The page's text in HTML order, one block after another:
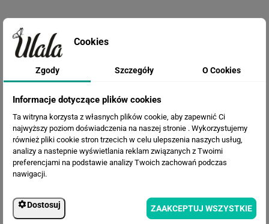
Fototapeta Zielone liście na betonie
Cookies
Zgody Szczegóły O Cookies
Informacje dotyczące plików cookies
Ta witryna korzysta z własnych plików cookie, aby zapewnić Ci
najwyższy poziom doświadczenia na naszej stronie . Wykorzystujemy
również pliki cookie stron trzecich w celu ulepszenia naszych usług,
analizy a nastepnie wyświetlania reklam związanych z Twoimi
preferencjami na podstawie analizy Twoich zachowań podczas
nawigacji.
Dostosuj ZAAKCEPTUJ WSZYSTKIE